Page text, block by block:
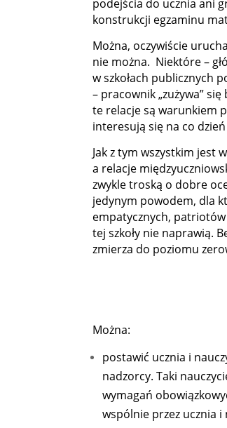
podejścia do ucznia ani
konstrukcji egzaminu
Można, oczywiście
nie można. Niektóre –
w szkołach publicznych
– pracownik „zużywa”
te relacje są warunkiem
interesują się na co
Jak z tym wszystkim jest
a relacje
zwykle troską o dobre
jedynym powodem, dla
empatycznych,
tej szkoły nie naprawią.
zmierza do poziomu
Można:
postawić ucznia i
nadzorcy. Taki
wymagań
wspólnie przez ucznia i